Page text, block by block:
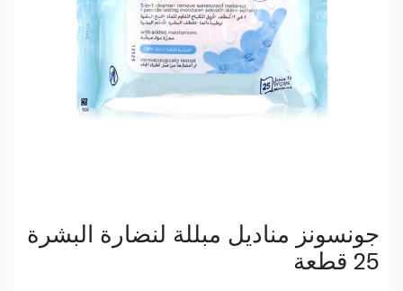
جونسونز مناديل مبللة لنضارة البشرة
25 قطعة